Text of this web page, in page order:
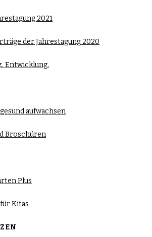
2021
der Jahrestagung 2020
Entwicklung.
aufwachsen
Broschüren
Plus
Kitas